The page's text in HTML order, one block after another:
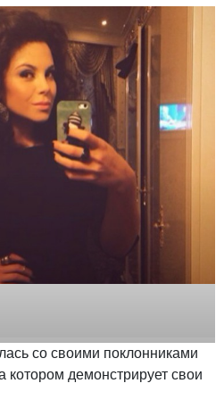
со своими поклонниками
демонстрирует свои